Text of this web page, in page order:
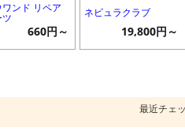
ンド リペア
660円～
ネビュラクラブ
19,800円～
最近チェ